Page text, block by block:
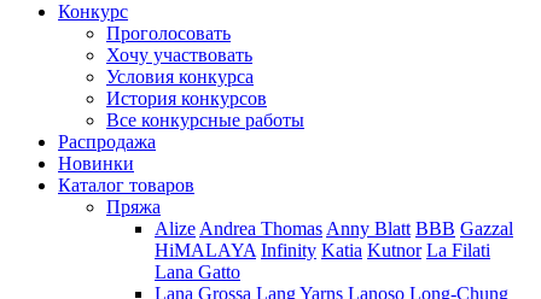
Конкурс
Проголосовать
Хочу участвовать
Условия конкурса
История конкурсов
Все конкурсные работы
Распродажа
Новинки
Каталог товаров
Пряжа
Alize Andrea Thomas Anny Blatt BBB Gazzal
HiMALAYA Infinity Katia Kutnor La Filati
Lana Gatto
Lana Grossa Lang Yarns Lanoso Long-Chung